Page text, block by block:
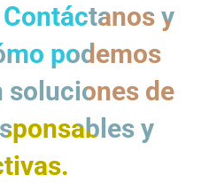
y
podemos
soluciones de
y